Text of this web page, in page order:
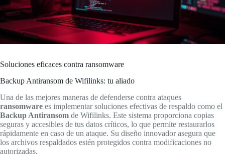
Soluciones eficaces contra ransomware
Backup Antiransom de Wifilinks: tu aliado
Una de las mejores maneras de defenderse contra ataques
ransomware es implementar soluciones efectivas de respaldo como el
Backup Antiransom de Wifilinks. Este sistema proporciona copias
seguras y accesibles de tus datos críticos, lo que permite restaurarlos
rápidamente en caso de un ataque. Su diseño innovador asegura que
los archivos respaldados estén protegidos contra modificaciones no
autorizadas.